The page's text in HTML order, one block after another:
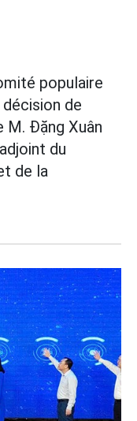
populaire
de
Đặng Xuân
du
de la